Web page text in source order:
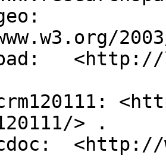
<http://
> .
<http://